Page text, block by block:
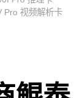
Pro 视频解析卡